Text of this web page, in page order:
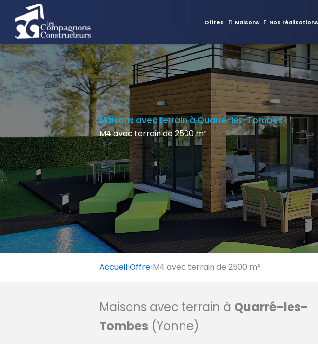
Offres Maisons Nos réalisations
Maisons avec terrain à Quarré-les-Tombes
M4 avec terrain de 2500 m²
Accueil Offre M4 avec terrain de 2500 m²
Maisons avec terrain à Quarré-les-
Tombes (Yonne)